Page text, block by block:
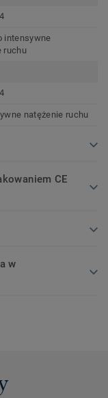
intensywne
ruchu
natężenie ruchu
CE
w